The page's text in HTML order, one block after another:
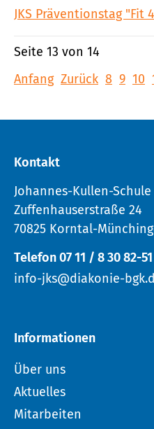
JKS Präventionstag "Fit
Seite 13 von 14
Anfang Zurück 8 9 10
Kontakt
Johannes-Kullen-Schule
Zuffenhauserstraße 24
70825 Korntal-
Telefon 07 11 / 8 30 82-51
info-jks@diakonie-
Informationen
Über uns
Aktuelles
Mitarbeiten